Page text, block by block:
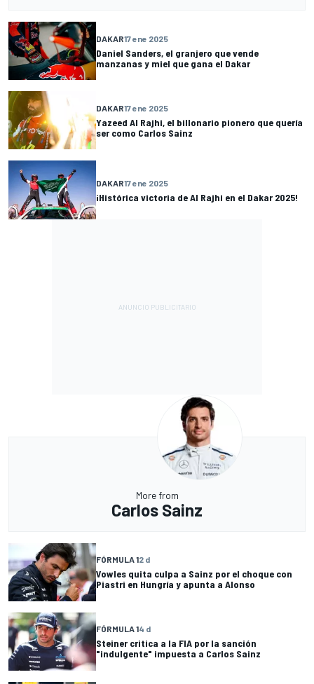
DAKAR17 ene 2025
Daniel Sanders, el granjero que vende
manzanas y miel que gana el Dakar
DAKAR17 ene 2025
Yazeed Al Rajhi, el billonario pionero que quería
ser como Carlos Sainz
DAKAR17 ene 2025
¡Histórica victoria de Al Rajhi en el Dakar 2025!
More from
Carlos Sainz
FÓRMULA 12 d
Vowles quita culpa a Sainz por el choque con
Piastri en Hungría y apunta a Alonso
FÓRMULA 14 d
Steiner critica a la FIA por la sanción
"indulgente" impuesta a Carlos Sainz